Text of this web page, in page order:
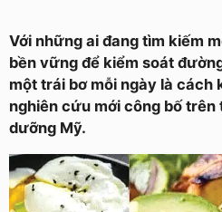
Với những ai đang tìm kiếm
bền vững để kiểm soát
một trái bơ mỗi ngày là cách
nghiên cứu mới công bố trên
dưỡng Mỹ.